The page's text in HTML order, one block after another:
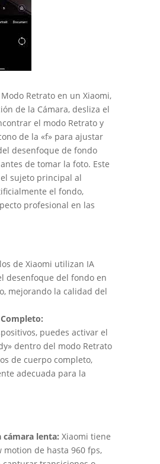
Retrato en un Xiaomi,
de la Cámara, desliza el
el modo Retrato y
de la «f» para ajustar
desenfoque de fondo
de tomar la foto. Este
sujeto principal al
el fondo,
profesional en las
de Xiaomi utilizan IA
desenfoque del fondo en
mejorando la calidad del
puedes activar el
dentro del modo Retrato
de cuerpo completo,
adecuada para la
cámara lenta: Xiaomi tiene
motion de hasta 960 fps,